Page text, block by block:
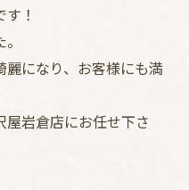
！
になり、お客様にも満
岩倉店にお任せ下さ